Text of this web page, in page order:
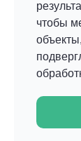
чтобы